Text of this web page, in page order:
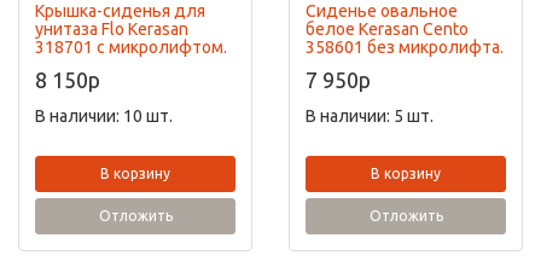
Крышка-сиденья для
унитаза Flo Kerasan
318701 с микролифтом.
8 150p
В наличии: 10 шт.
В корзину
Отложить
Сиденье овальное
белое Kerasan Cento
358601 без микролифта.
7 950p
В наличии: 5 шт.
В корзину
Отложить